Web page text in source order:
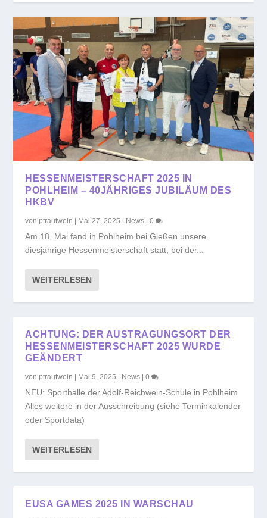
HESSENMEISTERSCHAFT 2025 IN
POHLHEIM – 40JÄHRIGES JUBILÄUM DES
HKBV
vonptrautwein Mai 27, 2025 News |0
Am 18. Mai fand in Pohlheim bei Gießen unsere
diesjährige Hessenmeisterschaft statt, bei der...
WEITERLESEN
ACHTUNG: DER AUSTRAGUNGSORT DER
HESSENMEISTERSCHAFT 2025 WURDE
GEÄNDERT
vonptrautwein Mai 9, 2025 News |0
NEU: Sporthalle der Adolf-Reichwein-Schule in Pohlheim
Alles weitere in der Ausschreibung (siehe Terminkalender
oder Sportdata)
WEITERLESEN
EUSA GAMES 2025 IN WARSCHAU